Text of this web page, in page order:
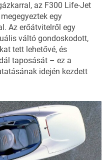
az F300 Life-Jet
egy
Az erőátvitelről egy
váltó gondoskodott,
tett lehetővé, és
taposását – ez a
idején kezdett